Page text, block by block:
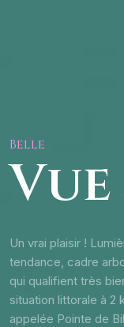
Belle
Un vrai plaisir !
tendance, cadre
qui qualifient très
situation littorale à 2
appelée Pointe de